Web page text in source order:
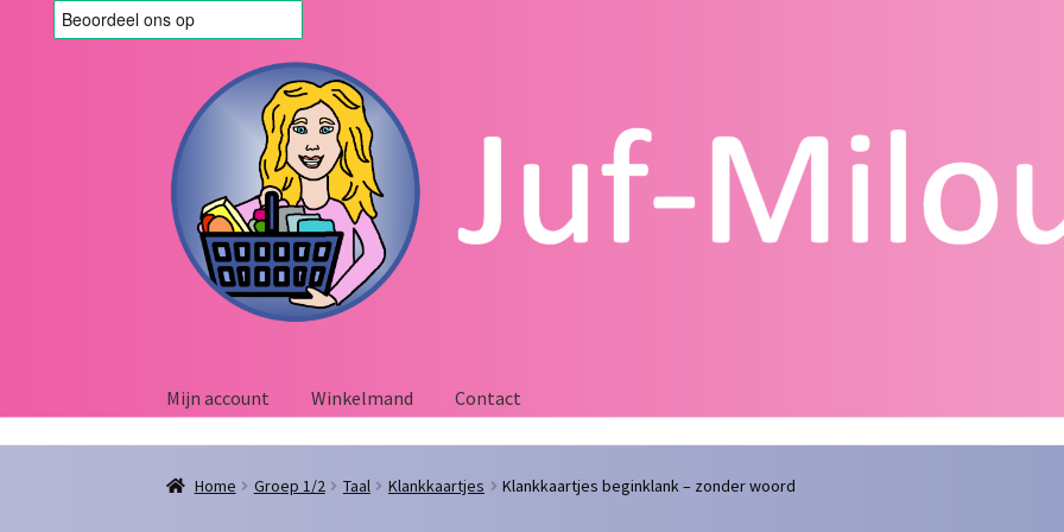
naar
navigatie
inhoud
Mijn account Winkelmand Contact
Home Algemene voorwaarden Blog Contact Homepagina Mijn account
Home Groep 1/2 Taal Klankkaartjes Klankkaartjes beginklank – zonder woord